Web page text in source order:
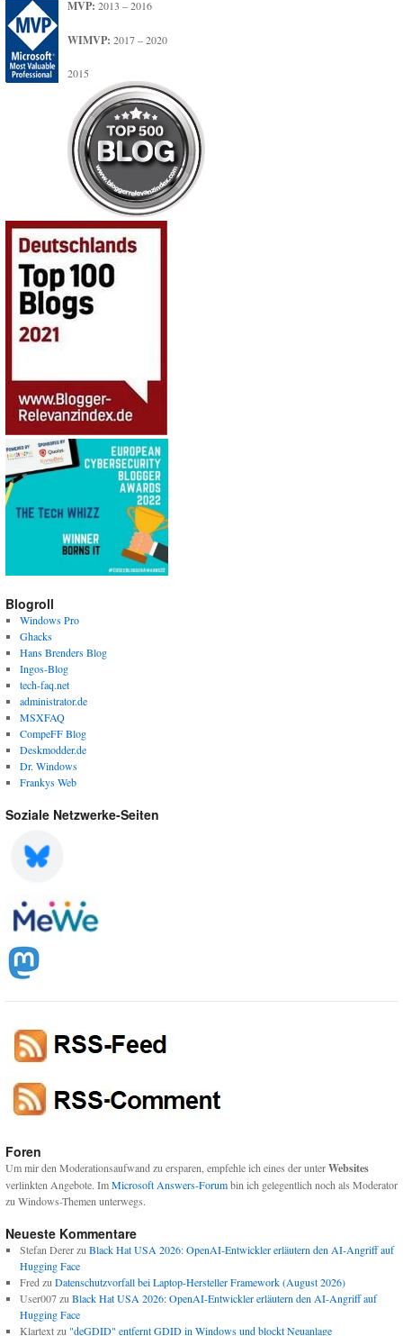
MVP: 2013 – 2016
WIMVP: 2017 – 2020
2015
Blogroll
Windows Pro
Ghacks
Hans Brenders Blog
Ingos-Blog
tech-faq.net
administrator.de
MSXFAQ
CompeFF Blog
Deskmodder.de
Dr. Windows
Frankys Web
Soziale Netzwerke-Seiten
Foren
Um mir den Moderationsaufwand zu ersparen, empfehle ich eines der unterWebsites
verlinkten Angebote. ImMicrosoft Answers-Forumbin ich gelegentlich noch als Moderator
zu Windows-Themen unterwegs.
Neueste Kommentare
Stefan Dererzu Black Hat USA 2026: OpenAI-Entwickler erläutern den AI-Angriff auf
Hugging Face
Fred zu Datenschutzvorfall bei Laptop-Hersteller Framework (August 2026)
User007zu Black Hat USA 2026: OpenAI-Entwickler erläutern den AI-Angriff auf
Hugging Face
Klartextzu "deGDID" entfernt GDID in Windows und blockt Neuanlage